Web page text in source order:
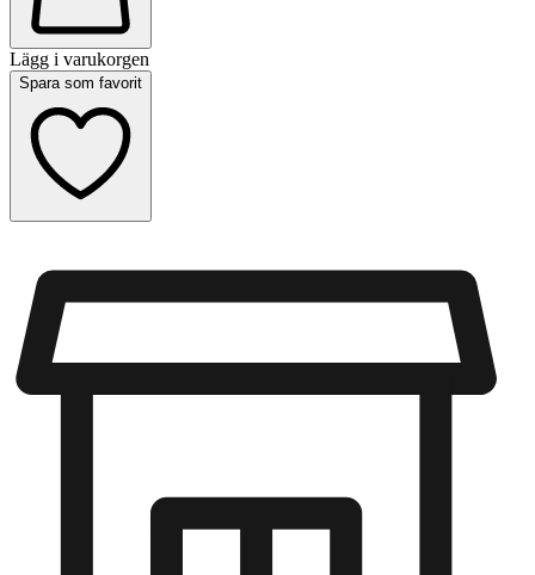
Lägg i varukorgen
Spara som favorit